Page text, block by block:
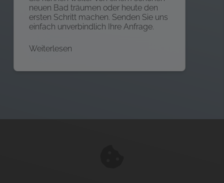
neuen Bad träumen oder heute den
ersten Schritt machen. Senden Sie uns
einfach unverbindlich Ihre Anfrage.
Weiterlesen